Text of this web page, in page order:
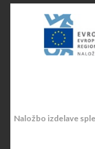
Naložbo izdelave